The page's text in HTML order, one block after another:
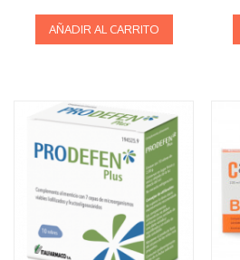
AÑADIR AL CARRITO